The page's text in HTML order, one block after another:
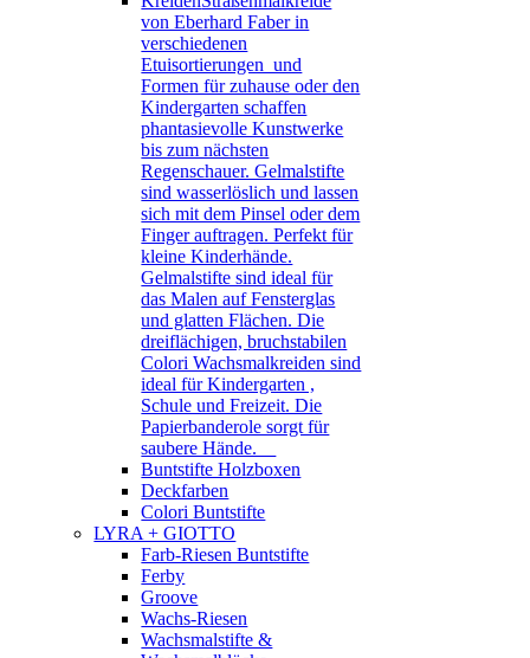
von Eberhard Faber in
verschiedenen
Etuisortierungen und
Formen für zuhause oder den
Kindergarten schaffen
phantasievolle Kunstwerke
bis zum nächsten
Regenschauer. Gelmalstifte
sind wasserlöslich und lassen
sich mit dem Pinsel oder dem
Finger auftragen. Perfekt für
kleine Kinderhände.
Gelmalstifte sind ideal für
das Malen auf Fensterglas
und glatten Flächen. Die
dreiflächigen, bruchstabilen
Colori Wachsmalkreiden sind
ideal für Kindergarten ,
Schule und Freizeit. Die
Papierbanderole sorgt für
saubere Hände.
Buntstifte Holzboxen
Deckfarben
Colori Buntstifte
LYRA + GIOTTO
Farb-Riesen Buntstifte
Ferby
Groove
Wachs-Riesen
Wachsmalstifte &